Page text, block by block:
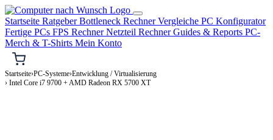
Startseite RatgeberBottleneck RechnerVergleiche PC Konfigurator
Fertige PCs FPS RechnerNetzteil RechnerGuides & Reports PC-
Merch & T-Shirts Mein Konto
Startseite›PC-Systeme›Entwicklung / Virtualisierung
› Intel Core i7 9700 + AMD Radeon RX 5700 XT